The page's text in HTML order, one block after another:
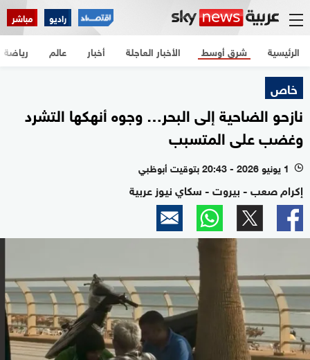
راديو مباشر
الرئيسية الأخبار العاجلة أخبار شرق أوسط عالم رياضة
خاص
نازحو الضاحية إلى البحر… وجوه أنهكها التشرد
وغضب على المتسبب
l 1 يونيو 2026 - 20:43 بتوقيت أبوظبي
إكرام صعب - بيروت - سكاي نيوز عربية